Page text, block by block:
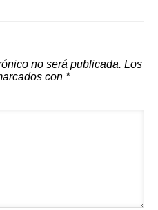
no será publicada. Los
con *